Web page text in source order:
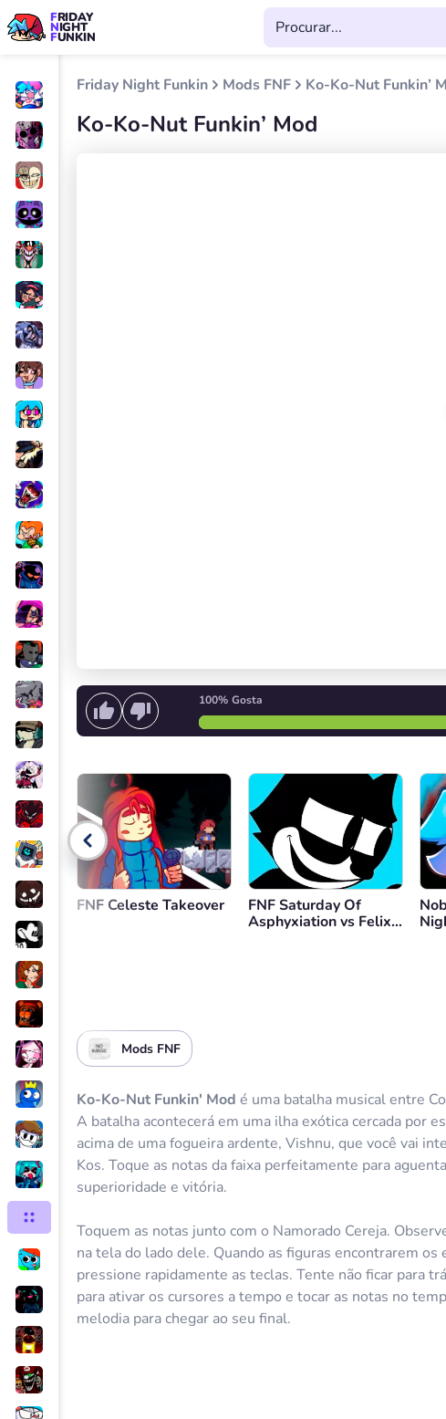
FRIDAY
NIGHT
FUNKIN
Friday Night Funkin Mods FNF Ko-Ko-Nut Funkin’
Ko-Ko-Nut Funkin’ Mod
100% Gosta
Comece a cantar ou Comece
Voltar
FNF Celeste Takeover
FNF Saturday Of
Asphyxiation vs Felix
Mods FNF
Ko-Ko-Nut Funkin' Mod é uma batalha musical entre
A batalha acontecerá em uma ilha exótica cercada por
acima de uma fogueira ardente, Vishnu, que você vai
Kos. Toque as notas da faixa perfeitamente para
superioridade e vitória.
Toquem as notas junto com o Namorado Cereja.
na tela do lado dele. Quando as figuras encontrarem
pressione rapidamente as teclas. Tente não ficar para
para ativar os cursores a tempo e tocar as notas no
melodia para chegar ao seu final.